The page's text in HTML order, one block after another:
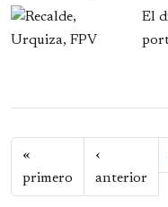
El
Paginación
«
primero Primera página
‹
anterior